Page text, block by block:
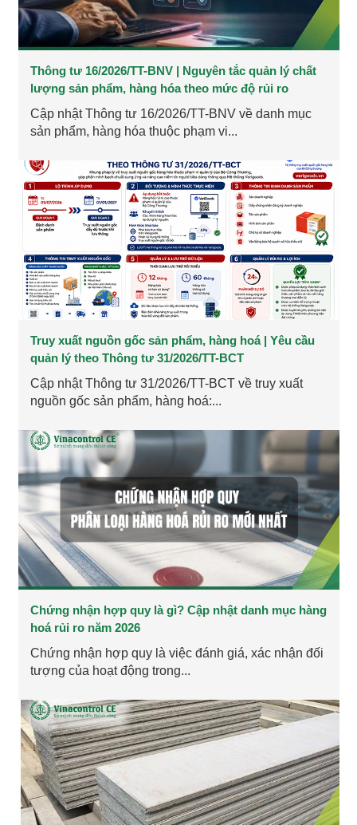
Thông tư 16/2026/TT-BNV | Nguyên tắc quản lý chất
lượng sản phẩm, hàng hóa theo mức độ rủi ro
Cập nhật Thông tư 16/2026/TT-BNV về danh mục
sản phẩm, hàng hóa thuộc phạm vi...
Truy xuất nguồn gốc sản phẩm, hàng hoá | Yêu cầu
quản lý theo Thông tư 31/2026/TT-BCT
Cập nhật Thông tư 31/2026/TT-BCT về truy xuất
nguồn gốc sản phẩm, hàng hoá:...
Chứng nhận hợp quy là gì? Cập nhật danh mục hàng
hoá rủi ro năm 2026
Chứng nhận hợp quy là việc đánh giá, xác nhận đối
tượng của hoạt động trong...